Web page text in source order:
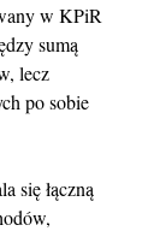
w KPiR
sumą
lecz
po sobie
się łączną